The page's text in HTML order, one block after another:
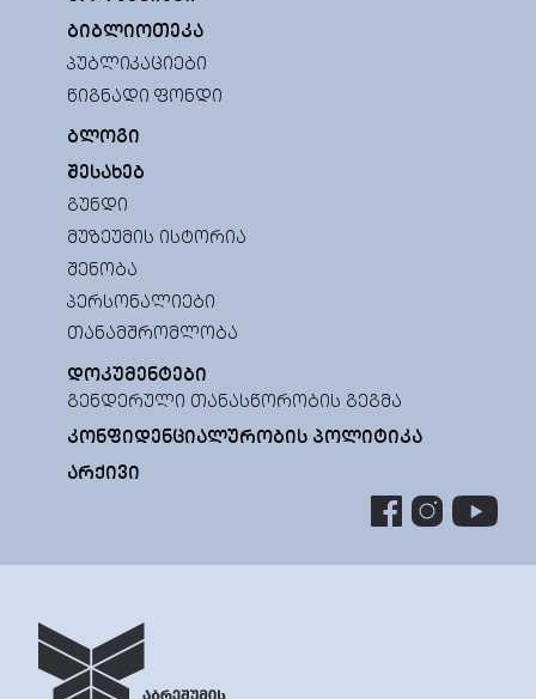
ᲑᲘᲑᲚᲘᲝᲗᲔᲙᲐ
ᲞᲣᲑᲚᲘᲙᲐᲪᲘᲔᲑᲘ
ᲬᲘᲒᲜᲐᲓᲘ ᲤᲝᲜᲓᲘ
ᲑᲚᲝᲒᲘ
ᲨᲔᲡᲐᲮᲔᲑ
ᲒᲣᲜᲓᲘ
ᲛᲣᲖᲔᲣᲛᲘᲡ ᲘᲡᲢᲝᲠᲘᲐ
ᲨᲔᲜᲝᲑᲐ
ᲞᲔᲠᲡᲝᲜᲐᲚᲘᲔᲑᲘ
ᲗᲐᲜᲐᲛᲨᲠᲝᲛᲚᲝᲑᲐ
ᲓᲝᲙᲣᲛᲔᲜᲢᲔᲑᲘ
ᲒᲔᲜᲓᲔᲠᲣᲚᲘ ᲗᲐᲜᲐᲡᲬᲝᲠᲝᲑᲘᲡ ᲒᲔᲒᲛᲐ
ᲙᲝᲜᲤᲘᲓᲔᲜᲪᲘᲐᲚᲣᲠᲝᲑᲘᲡ ᲞᲝᲚᲘᲢᲘᲙᲐ
ᲐᲠᲥᲘᲕᲘ